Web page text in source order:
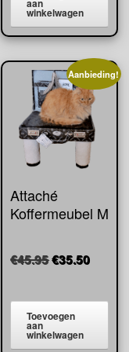
aan
winkelwagen
Aanbieding!
Attaché
Koffermeubel M
€45.95
€45.95.
€35.50
Toevoegen
aan
winkelwagen